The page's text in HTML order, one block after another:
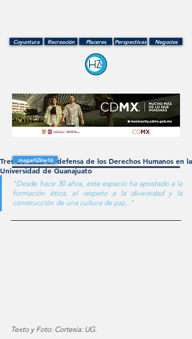
Coyuntura Recreación Placeres Negocios
Perspectivas
Tres décadas en defensa de los Derechos Humanos en la
Universidad de Guanajuato
"Desde hace 30 años, este espacio ha apostado a la
formación ética, el respeto a la diversidad y la
construcción de una cultura de paz..."
Texto y Foto: Cortesía: UG.
magaHZine16